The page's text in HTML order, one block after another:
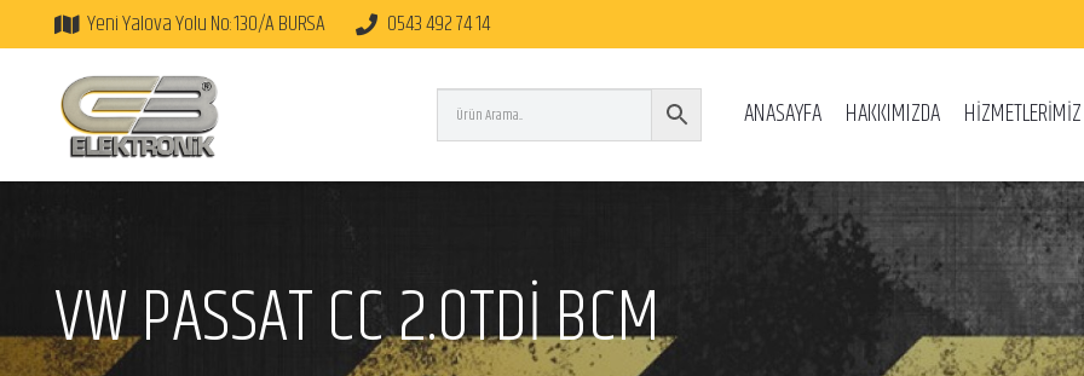
Yeni Yalova Yolu No:130/A BURSA 0543 492 74 14
ANASAYFA HAKKIMIZDA HİZMETLERİMİZ
VW PASSAT CC 2.0TDİ BCM